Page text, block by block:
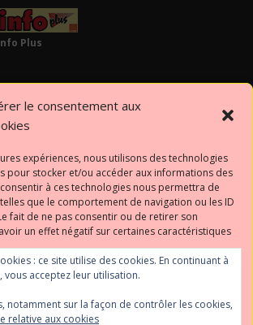
le consentement aux
expériences, nous utilisons des technologies
pour stocker et/ou accéder aux informations des
à ces technologies nous permettra de
que le comportement de navigation ou les ID
fait de ne pas consentir ou de retirer son
un effet négatif sur certaines caractéristiques
Plus
: ce site utilise des cookies. En continuant à
vous acceptez leur utilisation.
notamment sur la façon de contrôler les cookies,
relative aux cookies